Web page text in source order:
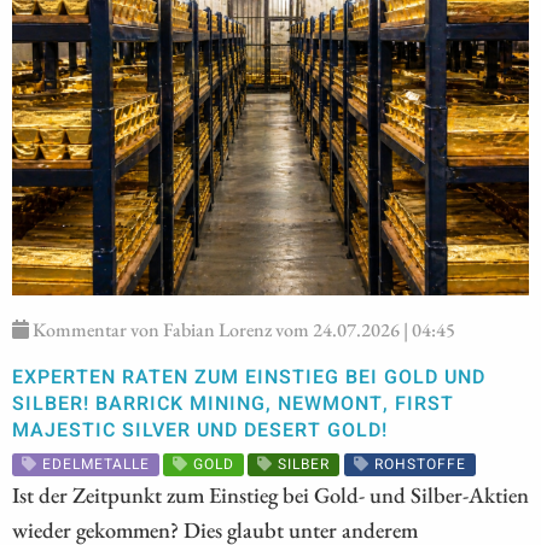
Kommentar von Fabian Lorenz vom 24.07.2026 | 04:45
EXPERTEN RATEN ZUM EINSTIEG BEI GOLD UND
SILBER! BARRICK MINING, NEWMONT, FIRST
MAJESTIC SILVER UND DESERT GOLD!
EDELMETALLE GOLD SILBER ROHSTOFFE
Ist der Zeitpunkt zum Einstieg bei Gold- und Silber-Aktien
wieder gekommen? Dies glaubt unter anderem